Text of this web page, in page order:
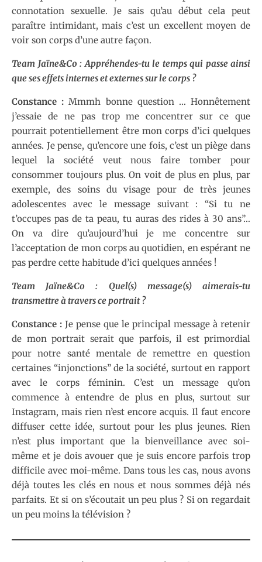
connotation sexuelle. Je sais qu’au début cela peut
paraître intimidant, mais c’est un excellent moyen de
voir son corps d’une autre façon.
Team Jaïne&Co : Appréhendes-tu le temps qui passe ainsi
que ses effets internes et externes sur le corps ?
Constance : Mmmh bonne question … Honnêtement
j’essaie de ne pas trop me concentrer sur ce que
pourrait potentiellement être mon corps d’ici quelques
années. Je pense, qu’encore une fois, c’est un piège dans
lequel la société veut nous faire tomber pour
consommer toujours plus. On voit de plus en plus, par
exemple, des soins du visage pour de très jeunes
adolescentes avec le message suivant : “Si tu ne
t’occupes pas de ta peau, tu auras des rides à 30 ans”…
On va dire qu’aujourd’hui je me concentre sur
l’acceptation de mon corps au quotidien, en espérant ne
pas perdre cette habitude d’ici quelques années !
Team Jaïne&Co : Quel(s) message(s) aimerais-tu
transmettre à travers ce portrait ?
Constance : Je pense que le principal message à retenir
de mon portrait serait que parfois, il est primordial
pour notre santé mentale de remettre en question
certaines “injonctions” de la société, surtout en rapport
avec le corps féminin. C’est un message qu’on
commence à entendre de plus en plus, surtout sur
Instagram, mais rien n’est encore acquis. Il faut encore
diffuser cette idée, surtout pour les plus jeunes. Rien
n’est plus important que la bienveillance avec soi-
même et je dois avouer que je suis encore parfois trop
difficile avec moi-même. Dans tous les cas, nous avons
déjà toutes les clés en nous et nous sommes déjà nés
parfaits. Et si on s’écoutait un peu plus ? Si on regardait
un peu moins la télévision ?